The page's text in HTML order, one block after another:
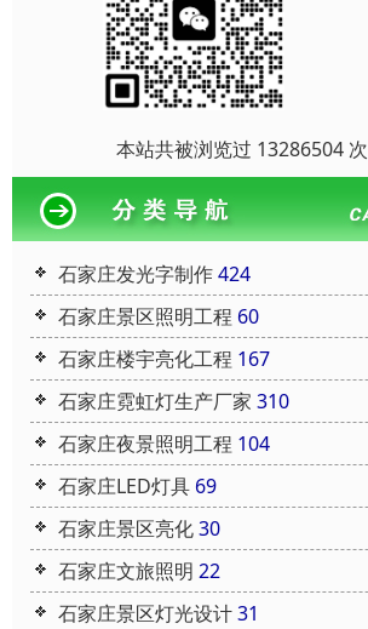
本站共被浏览过 13286504 次
石家庄发光字制作424
石家庄景区照明工程 60
石家庄楼宇亮化工程 167
石家庄霓虹灯生产厂家 310
石家庄夜景照明工程 104
石家庄LED灯具 69
石家庄景区亮化30
石家庄文旅照明 22
石家庄景区灯光设计31